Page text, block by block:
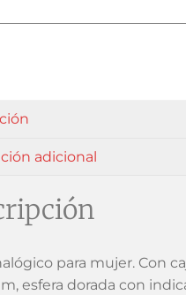
adicional
para mujer. Con
esfera dorada con